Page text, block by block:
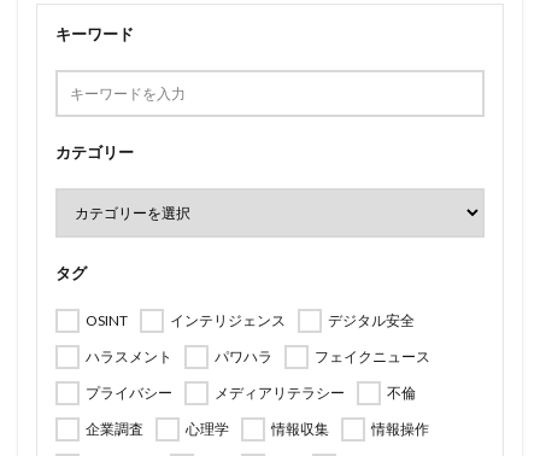
キーワード
カテゴリー
タグ
OSINT インテリジェンス
デジタル安全
ハラスメント
パワハラ
フェイクニュース
プライバシー
メディアリテラシー
不倫
企業調査
心理学 情報収集
情報操作